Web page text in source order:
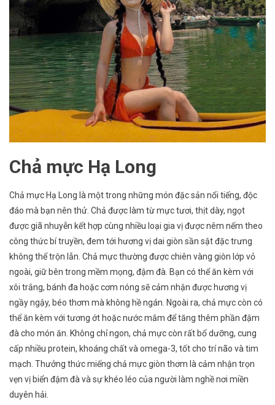
Chả mực Hạ Long
Chả mực Hạ Long là một trong những món đặc sản nổi tiếng, độc
đáo mà bạn nên thử. Chả được làm từ mực tươi, thịt dày, ngọt
được giã nhuyễn kết hợp cùng nhiều loại gia vị được nêm nếm theo
công thức bí truyền, đem tới hương vị dai giòn sần sật đặc trưng
không thể trộn lẫn. Chả mực thường được chiên vàng giòn lớp vỏ
ngoài, giữ bên trong mềm mọng, đậm đà. Bạn có thể ăn kèm với
xôi trắng, bánh đa hoặc cơm nóng sẽ cảm nhận được hương vị
ngầy ngậy, béo thơm mà không hề ngán. Ngoài ra, chả mực còn có
thể ăn kèm với tương ớt hoặc nước mắm để tăng thêm phần đậm
đà cho món ăn. Không chỉ ngon, chả mực còn rất bổ dưỡng, cung
cấp nhiều protein, khoáng chất và omega-3, tốt cho trí não và tim
mạch. Thưởng thức miếng chả mực giòn thơm là cảm nhận trọn
vẹn vị biển đậm đà và sự khéo léo của người làm nghề nơi miền
duyên hải.